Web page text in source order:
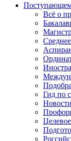
Всё о
Гид по